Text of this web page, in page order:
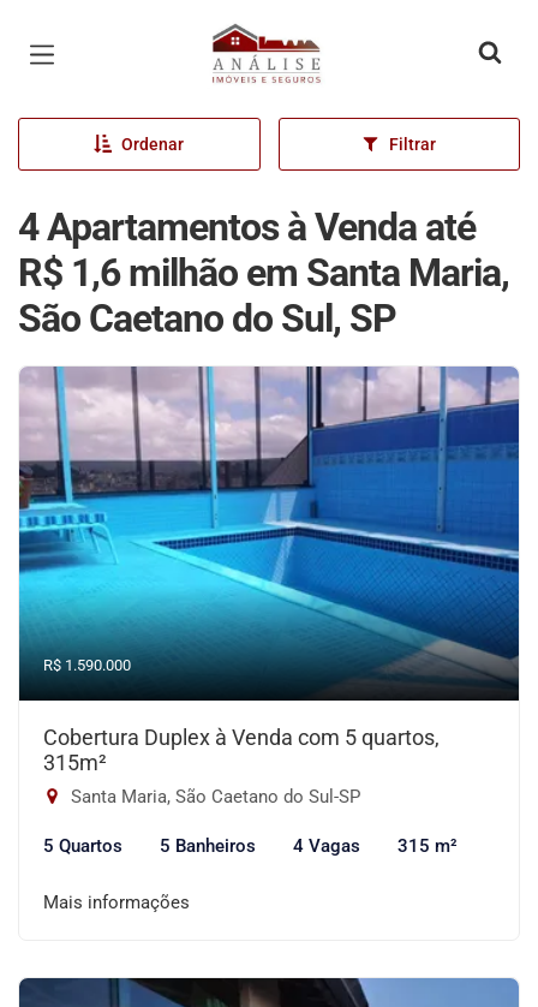
Página inicial
Ordenar Filtrar
4 Apartamentos à Venda até
R$ 1,6 milhão em Santa Maria,
São Caetano do Sul, SP
R$ 1.590.000
Cobertura Duplex à Venda com 5 quartos,
315m²
Santa Maria, São Caetano do Sul-SP
5 Quartos 5 Banheiros 4 Vagas 315 m²
Mais informações